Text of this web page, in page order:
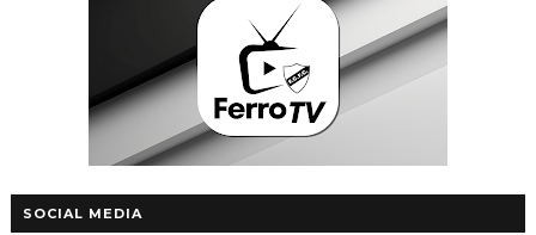
SOCIAL MEDIA